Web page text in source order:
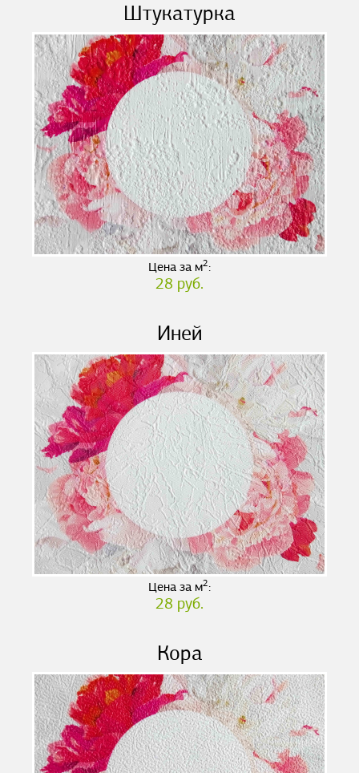
Штукатурка
Цена за м2:
28 руб.
Иней
Цена за м2:
28 руб.
Кора